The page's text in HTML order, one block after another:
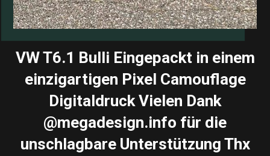
VW T6.1 Bulli Eingepackt in einem
einzigartigen Pixel Camouflage
Digitaldruck Vielen Dank
@megadesign.info für die
unschlagbare Unterstützung Thx